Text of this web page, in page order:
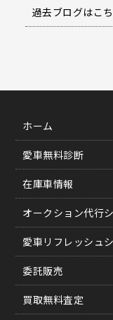
過去ブログはこ
ホーム
愛車無料診断
在庫車情報
オークション代行
愛車リフレッシュ
委託販売
買取無料査定